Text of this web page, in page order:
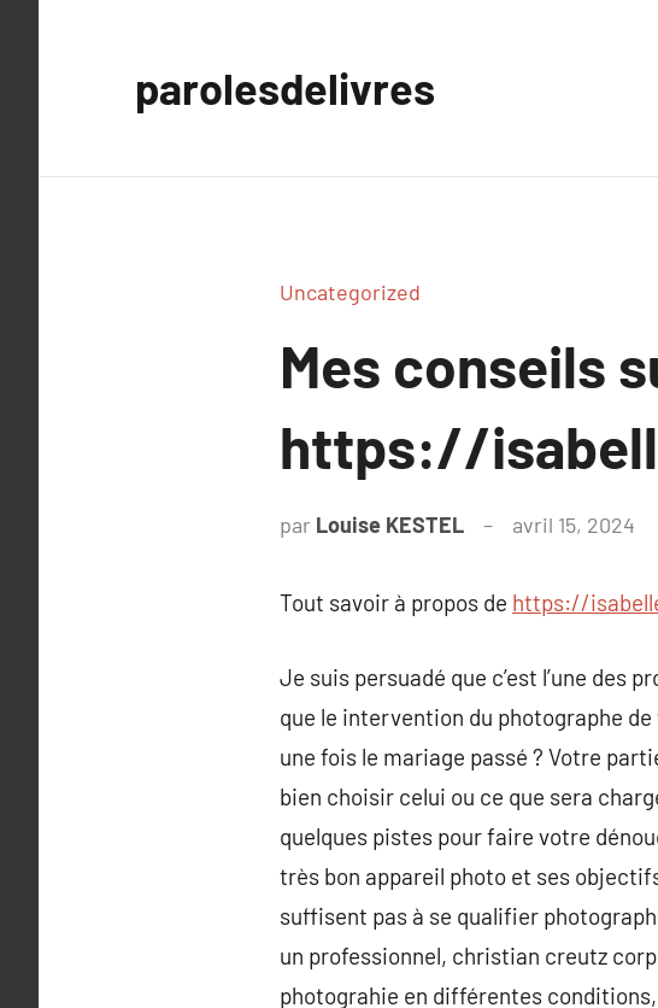
parolesdelivres
Uncategorized
Mes conseils
https://
par Louise KESTEL avril 15, 2024
Tout savoir à propos de https://
Je suis persuadé que c’est l’une des
que le intervention du photographe
une fois le mariage passé ? Votre
bien choisir celui ou ce que sera
quelques pistes pour faire votre
très bon appareil photo et ses
suffisent pas à se qualifier
un professionnel, christian creutz
photograhie en différentes